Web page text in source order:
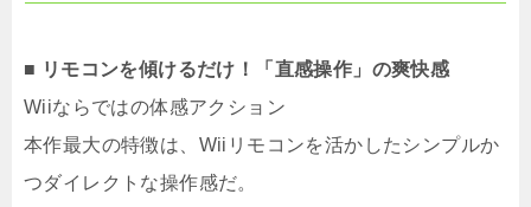
■ リモコンを傾けるだけ！「直感操作」の爽快感
Wiiならではの体感アクション
本作最大の特徴は、Wiiリモコンを活かしたシンプルか
つダイレクトな操作感だ。